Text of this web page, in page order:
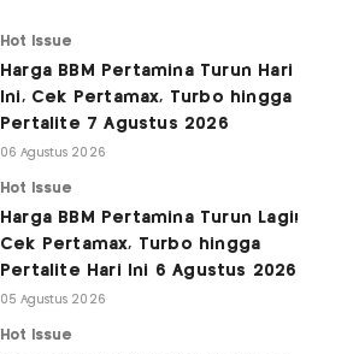
Hot Issue
Harga BBM Pertamina Turun Hari
Ini, Cek Pertamax, Turbo hingga
Pertalite 7 Agustus 2026
06 Agustus 2026
Hot Issue
Harga BBM Pertamina Turun Lagi!
Cek Pertamax, Turbo hingga
Pertalite Hari Ini 6 Agustus 2026
05 Agustus 2026
Hot Issue